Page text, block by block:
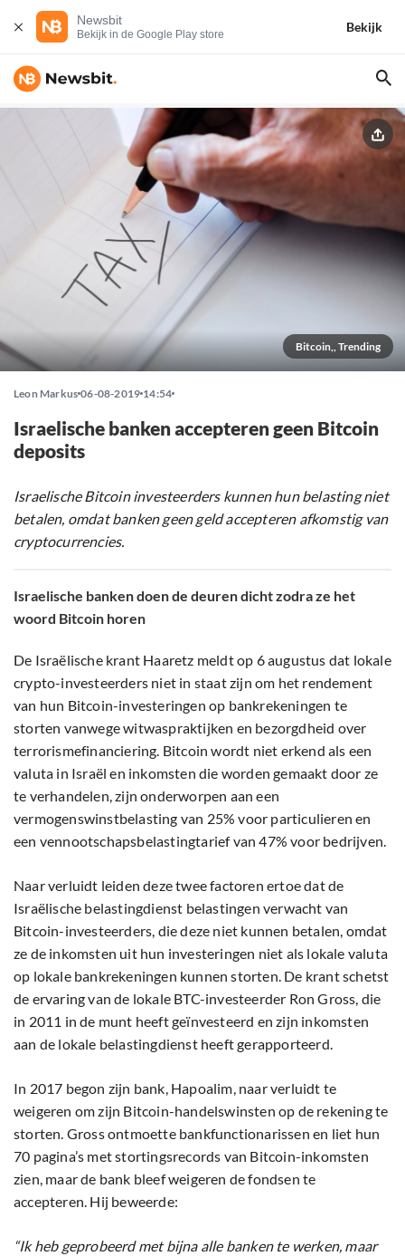
Newsbit
Bekijk in de Google Play store
Bekijk
Bitcoin,, Trending
Leon Markus 06-08-2019 14:54
Israelische banken accepteren geen Bitcoin
deposits
Israelische Bitcoin investeerders kunnen hun belasting niet
betalen, omdat banken geen geld accepteren afkomstig van
cryptocurrencies.
Israelische banken doen de deuren dicht zodra ze het
woord Bitcoin horen
De Israëlische krant Haaretz meldt op 6 augustus dat lokale
crypto-investeerders niet in staat zijn om het rendement
van hun Bitcoin-investeringen op bankrekeningen te
storten vanwege witwaspraktijken en bezorgdheid over
terrorismefinanciering. Bitcoin wordt niet erkend als een
valuta in Israël en inkomsten die worden gemaakt door ze
te verhandelen, zijn onderworpen aan een
vermogenswinstbelasting van 25% voor particulieren en
een vennootschapsbelastingtarief van 47% voor bedrijven.
Naar verluidt leiden deze twee factoren ertoe dat de
Israëlische belastingdienst belastingen verwacht van
Bitcoin-investeerders, die deze niet kunnen betalen, omdat
ze de inkomsten uit hun investeringen niet als lokale valuta
op lokale bankrekeningen kunnen storten. De krant schetst
de ervaring van de lokale BTC-investeerder Ron Gross, die
in 2011 in de munt heeft geïnvesteerd en zijn inkomsten
aan de lokale belastingdienst heeft gerapporteerd.
In 2017 begon zijn bank, Hapoalim, naar verluidt te
weigeren om zijn Bitcoin-handelswinsten op de rekening te
storten. Gross ontmoette bankfunctionarissen en liet hun
70 pagina’s met stortingsrecords van Bitcoin-inkomsten
zien, maar de bank bleef weigeren de fondsen te
accepteren. Hij beweerde:
“Ik heb geprobeerd met bijna alle banken te werken, maar